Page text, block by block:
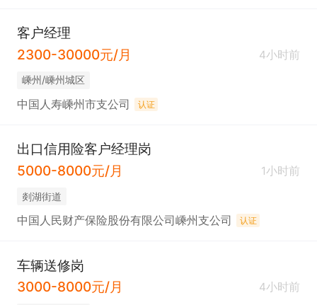
客户经理
2300-30000元/月
4小时前
嵊州/嵊州城区
中国人寿嵊州市支公司 认证
出口信用险客户经理岗
5000-8000元/月
1小时前
剡湖街道
中国人民财产保险股份有限公司嵊州支公司 认证
车辆送修岗
3000-8000元/月
4小时前